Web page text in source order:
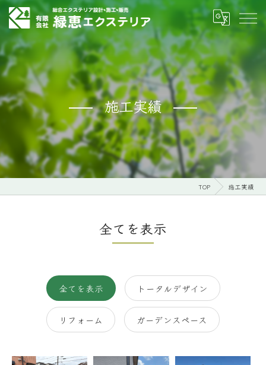
施工実績
TOP 施工実績
全てを表示
全てを表示 トータルデザイン
リフォーム ガーデンスペース